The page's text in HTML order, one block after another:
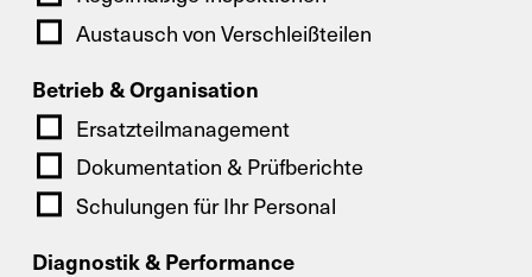
Austausch von Verschleißteilen
Betrieb & Organisation
Ersatzteilmanagement
Dokumentation & Prüfberichte
Schulungen für Ihr Personal
Diagnostik & Performance